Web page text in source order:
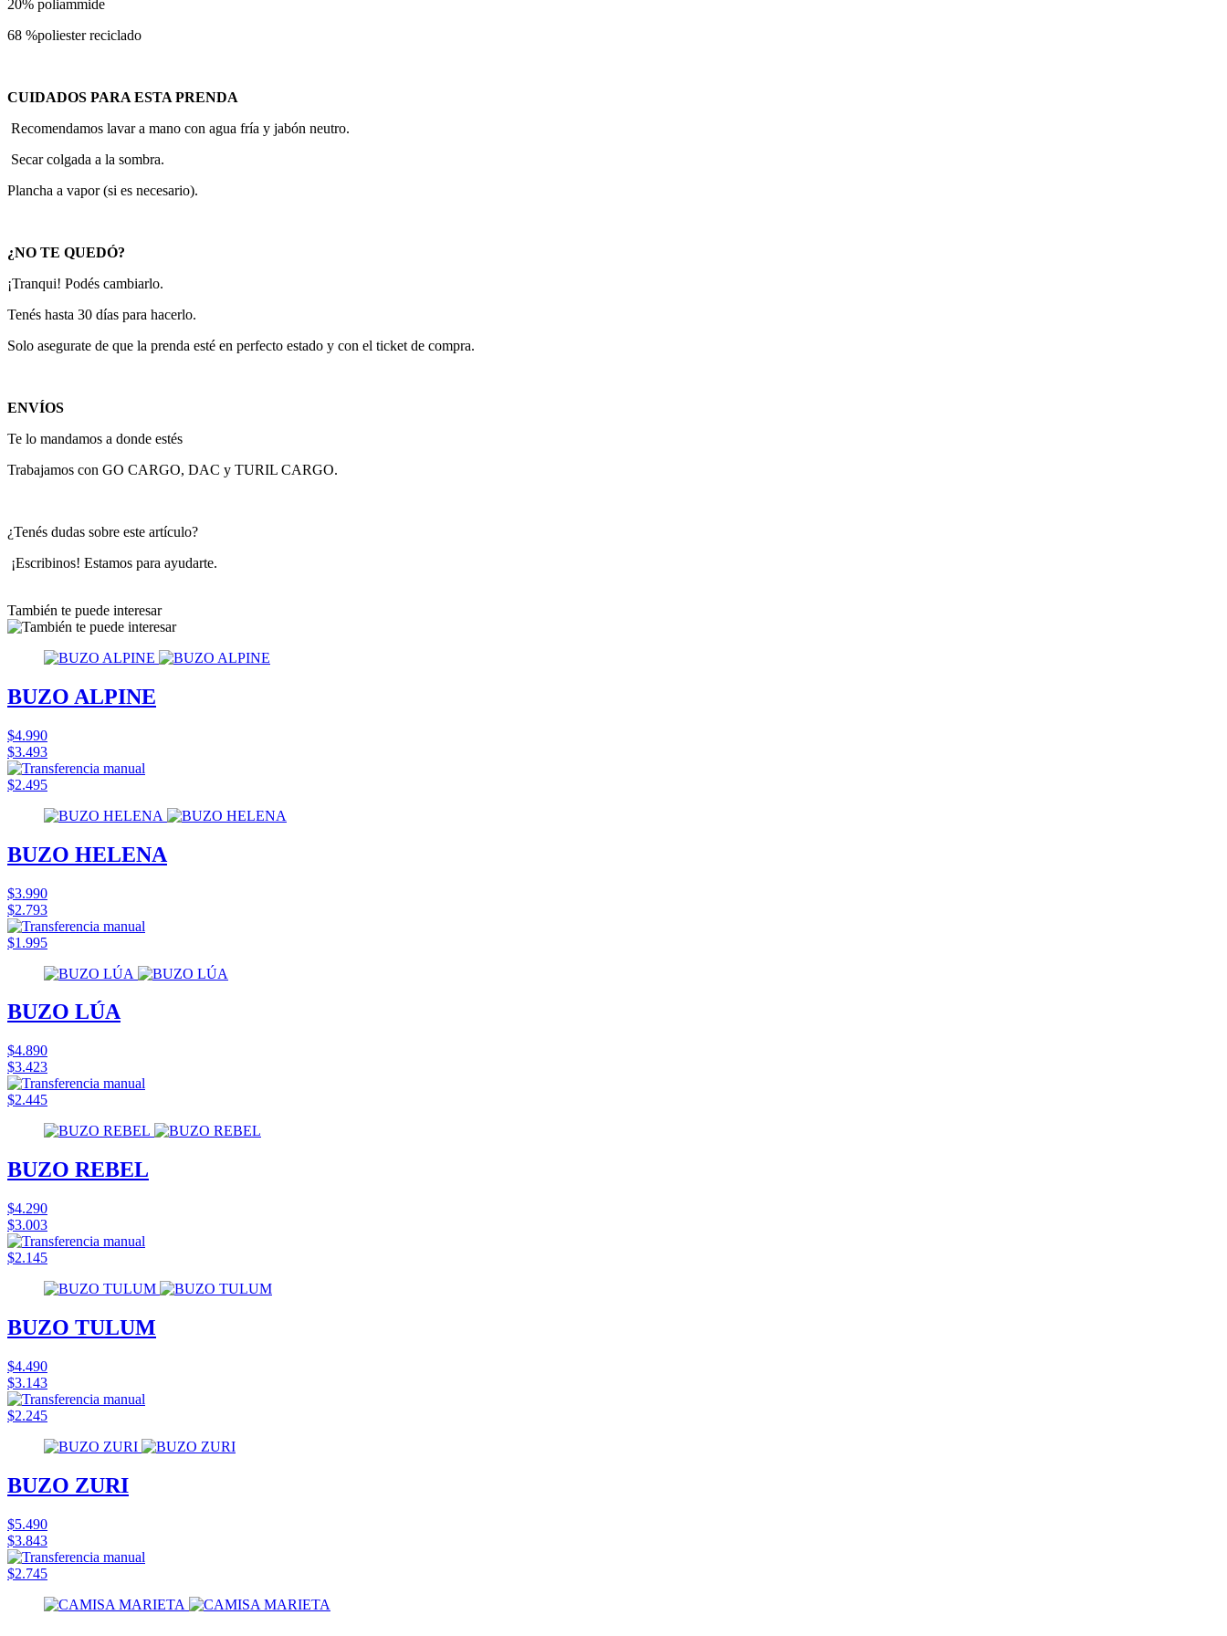
20% poliammide
68 %poliester reciclado
CUIDADOS PARA ESTA PRENDA
Recomendamos lavar a mano con agua fría y jabón neutro.
Secar colgada a la sombra.
Plancha a vapor (si es necesario).
¿NO TE QUEDÓ?
¡Tranqui! Podés cambiarlo.
Tenés hasta 30 días para hacerlo.
Solo asegurate de que la prenda esté en perfecto estado y con el ticket de compra.
ENVÍOS
Te lo mandamos a donde estés
Trabajamos con GO CARGO, DAC y TURIL CARGO.
¿Tenés dudas sobre este artículo?
¡Escribinos! Estamos para ayudarte.
También te puede interesar
BUZO ALPINE
$4.990
$3.493
$2.495
BUZO HELENA
$3.990
$2.793
$1.995
BUZO LÚA
$4.890
$3.423
$2.445
BUZO REBEL
$4.290
$3.003
$2.145
BUZO TULUM
$4.490
$3.143
$2.245
BUZO ZURI
$5.490
$3.843
$2.745